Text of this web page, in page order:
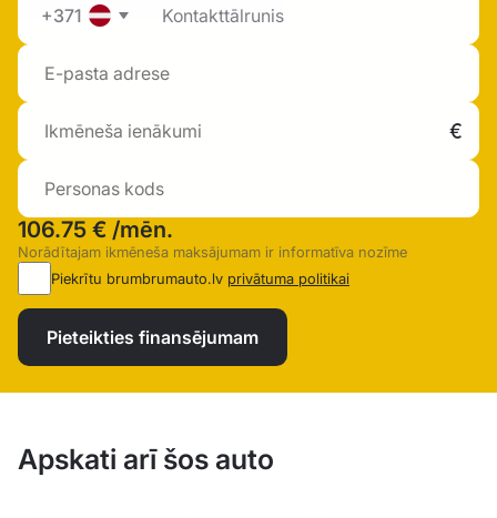
+371
106.75 € /mēn.
Norādītajam ikmēneša maksājumam ir informatīva nozīme
Piekrītu brumbrumauto.lv privātuma politikai
Pieteikties finansējumam
Apskati arī šos auto